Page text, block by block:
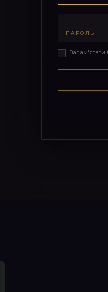
ПАРОЛЬ
Запам'ятати